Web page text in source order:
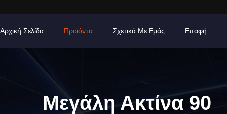
Αρχική Σελίδα Προϊόντα Σχετικά Με Εμάς Επαφή
Μεγάλη Ακτίνα 90